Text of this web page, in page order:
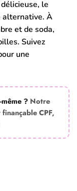
le
alternative. À
et de soda,
Suivez
une
? Notre
CPF,